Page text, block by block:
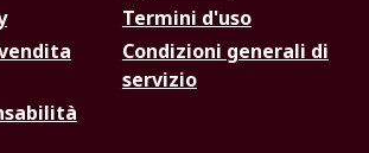
Termini d'uso
Condizioni generali di
servizio